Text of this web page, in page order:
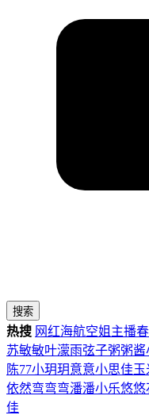
搜索
热搜 网红海航空姐 主播
苏敏敏叶濛雨弦子粥粥酱
陈77小玥玥意意小思佳
依然弯弯弯潘潘小乐悠悠
佳